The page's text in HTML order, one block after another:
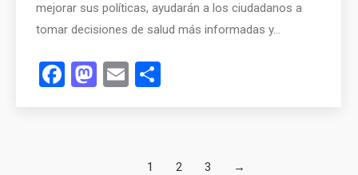
mejorar sus políticas, ayudarán a los ciudadanos a
tomar decisiones de salud más informadas y…
Facebook
Mastodon
Email
1 2 3 →